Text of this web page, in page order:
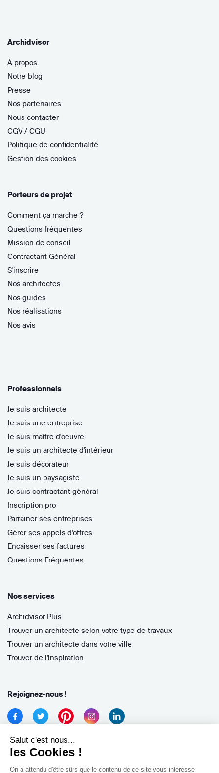
Salut c'est nous...
les Cookies !
On a attendu d'être sûrs que le contenu de ce site vous intéresse
Archidvisor
À propos
Notre blog
Presse
Nos partenaires
Nous contacter
CGV / CGU
Politique de confidentialité
Gestion des cookies
Porteurs de projet
Comment ça marche ?
Questions fréquentes
Mission de conseil
Contractant Général
S'inscrire
Nos architectes
Nos guides
Nos réalisations
Nos avis
Professionnels
Je suis architecte
Je suis une entreprise
Je suis maître d'oeuvre
Je suis un architecte d'intérieur
Je suis décorateur
Je suis un paysagiste
Je suis contractant général
Inscription pro
Parrainer ses entreprises
Gérer ses appels d'offres
Encaisser ses factures
Questions Fréquentes
Nos services
Archidvisor Plus
Trouver un architecte selon votre type de travaux
Trouver un architecte dans votre ville
Trouver de l'inspiration
Rejoignez-nous !